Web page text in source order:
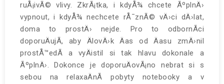
ruÅ¡ivÃ© vlivy. ZkrÃ¡tka, i kdyÅ¾ chcete ÃºplnÄ›
vypnout, i kdyÅ¾ nechcete rÅ¯znÃ© vÄ›ci dÄ›lat,
doma to prostÄ› nejde. Pro to odbornÃ­ci
doporuÄujÃ­, aby ÄlovÄ›k Äas od Äasu zmÄ›nil
prostÅ™edÃ­ a vyÄistil si tak hlavu dokonale a
ÃºplnÄ›. Dokonce je doporuÄovÃ¡no nebrat si s
sebou na relaxaÄnÃ­ pobyty notebooky a v